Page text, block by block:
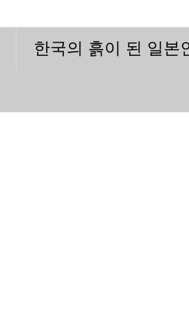
한국의 흙이 된 일본